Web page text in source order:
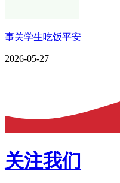
事关学生吃饭平安
2026-05-27
关注我们